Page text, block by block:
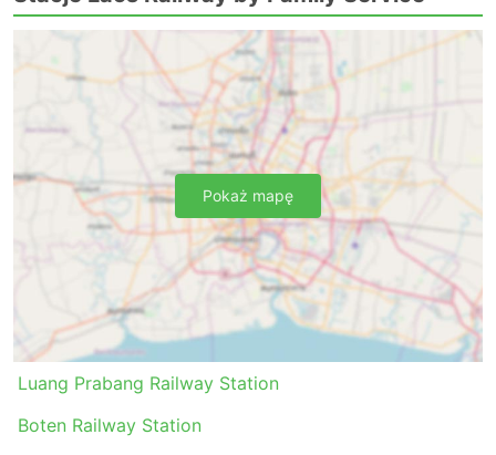
Luang Prabang Railway Station
Boten Railway Station
Pokaż mapę